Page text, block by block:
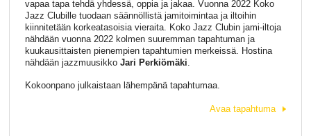
vapaa tapa tehdä yhdessä, oppia ja jakaa. Vuonna 2022 Koko
Jazz Clubille tuodaan säännöllistä jamitoimintaa ja iltoihin
kiinnitetään korkeatasoisia vieraita. Koko Jazz Clubin jami-iltoja
nähdään vuonna 2022 kolmen suuremman tapahtuman ja
kuukausittaisten pienempien tapahtumien merkeissä. Hostina
nähdään jazzmuusikko Jari Perkiömäki
Kokoonpano julkaistaan lähempänä tapahtumaa.
Avaa tapahtuma